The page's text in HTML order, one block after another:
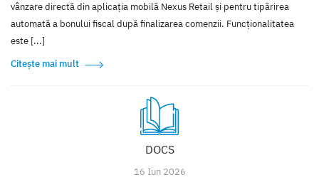
vânzare directă din aplicația mobilă Nexus Retail și pentru tipărirea
automată a bonului fiscal după finalizarea comenzii. Funcționalitatea
este [...]
Citește mai mult
DOCS
16 Iun 2026